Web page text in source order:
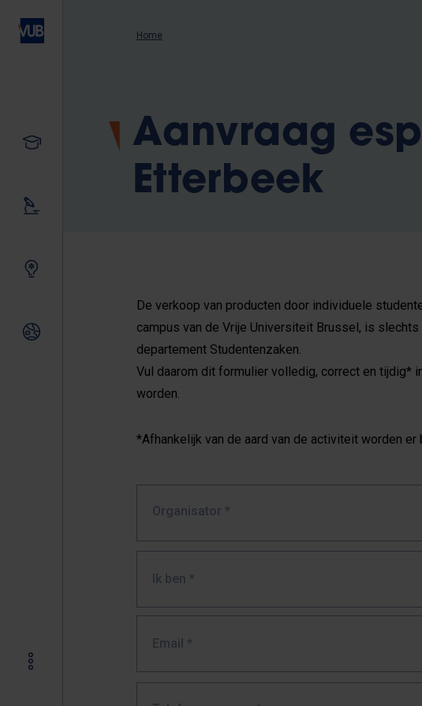
Studeren
Internationale relaties
Kruimelpad
Home
Aanvraag
Etterbeek
De verkoop van producten door individuele
campus van de Vrije Universiteit Brussel, is
departement Studentenzaken.
Vul daarom dit formulier volledig, correct en tijdig*
worden.
*Afhankelijk van de aard van de activiteit worden
Organisator *
Ik ben *
Email *